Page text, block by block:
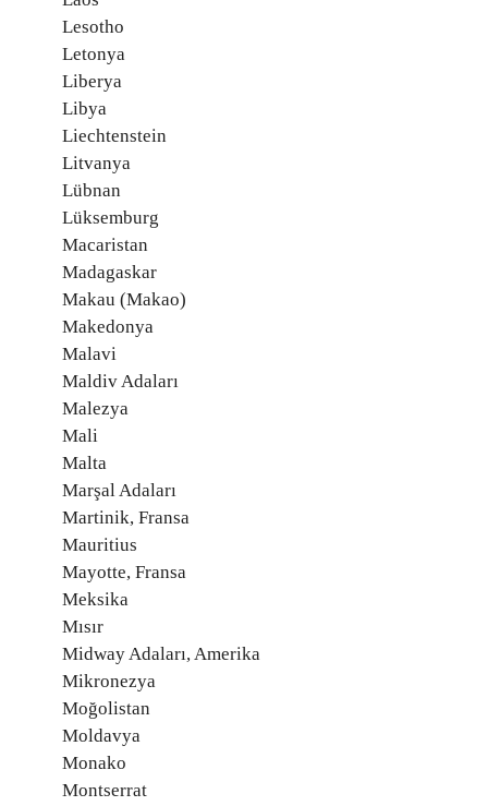
Lesotho
Letonya
Liberya
Libya
Liechtenstein
Litvanya
Lübnan
Lüksemburg
Macaristan
Madagaskar
Makau (Makao)
Makedonya
Malavi
Maldiv Adaları
Malezya
Mali
Malta
Marşal Adaları
Martinik, Fransa
Mauritius
Mayotte, Fransa
Meksika
Mısır
Midway Adaları, Amerika
Mikronezya
Moğolistan
Moldavya
Monako
Montserrat